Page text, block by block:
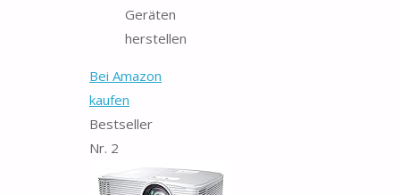
Geräten
herstellen
Bei Amazon
kaufen
Bestseller
Nr. 2